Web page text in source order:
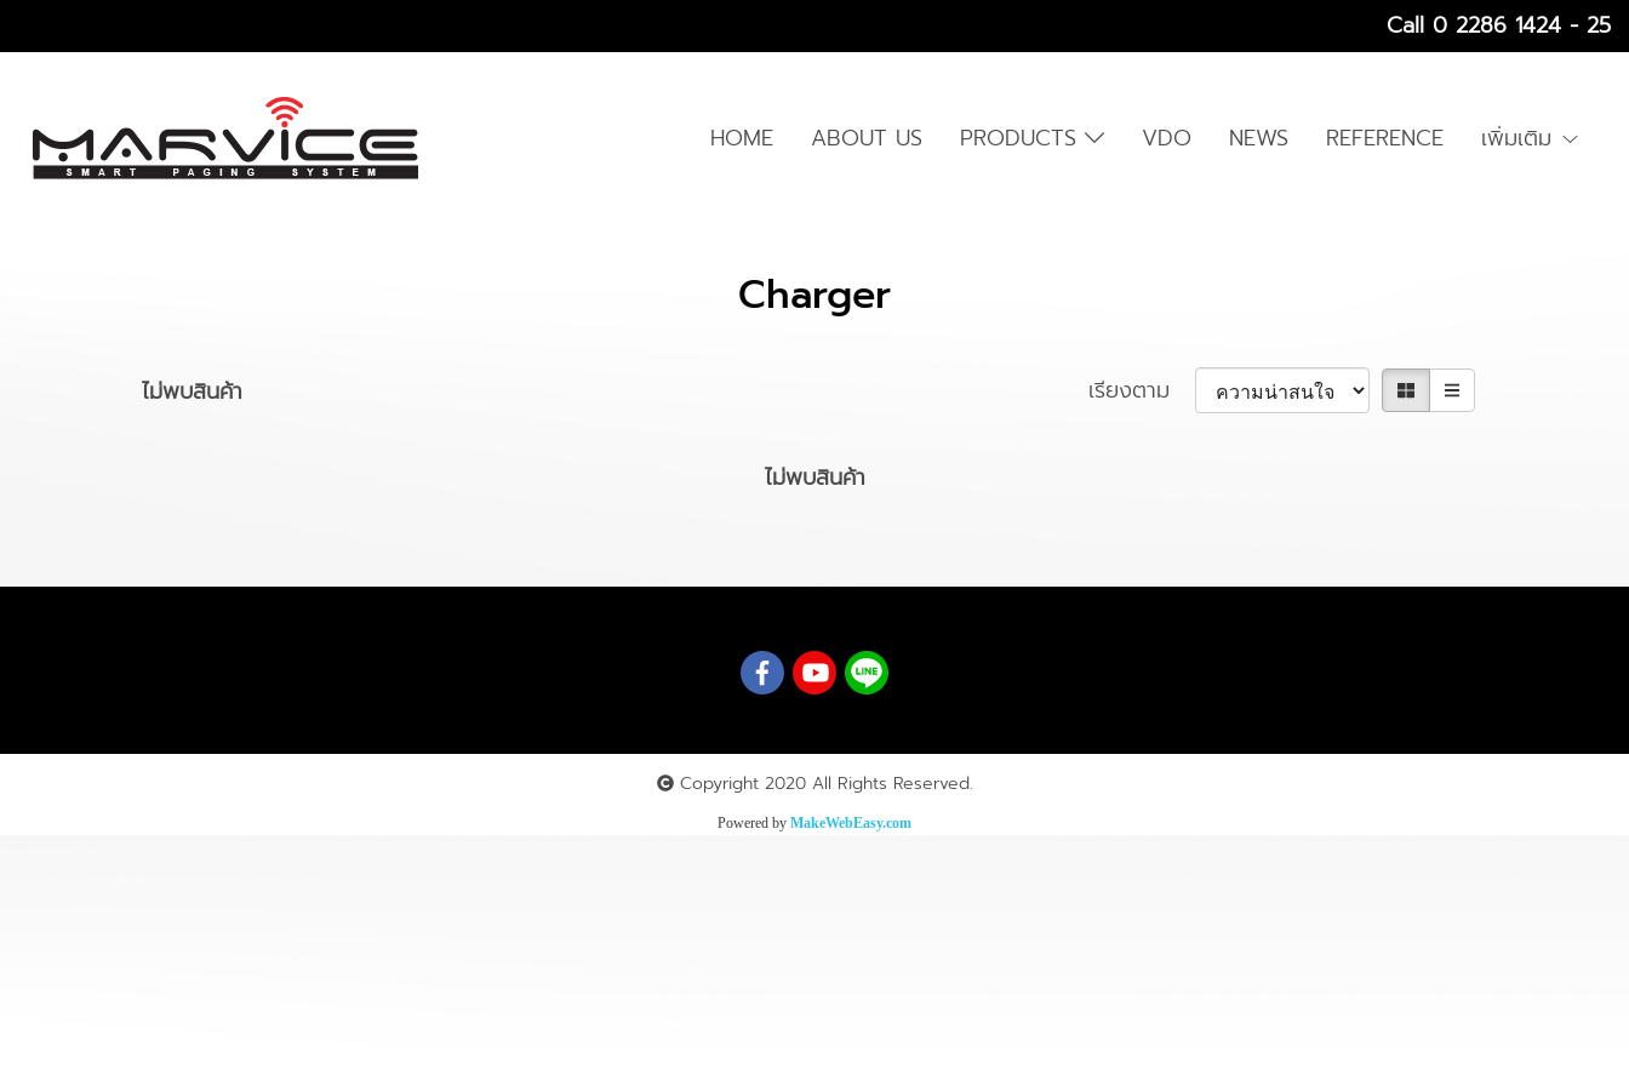
Call 0 2286 1424 - 25
HOME ABOUT US PRODUCTS VDO NEWS REFERENCE เพิ่มเติม
Charger
ไม่พบสินค้า เรียงตาม
ไม่พบสินค้า
Copyright 2020 All Rights Reserved.
Powered by MakeWebEasy.com